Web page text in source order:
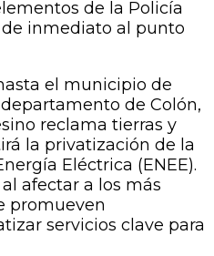
de la Policía
inmediato al punto
el municipio de
de Colón,
reclama tierras y
la privatización de la
Eléctrica (ENEE).
afectar a los más
promueven
servicios clave para